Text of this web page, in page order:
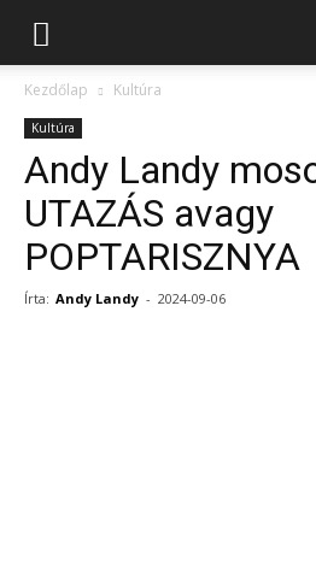
Kezdőlap Kultúra
Kultúra
Andy Landy
UTAZÁS avagy
POPTARISZNYA
Írta: Andy Landy - 2024-09-06